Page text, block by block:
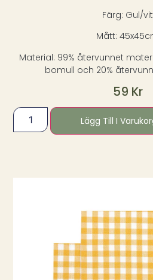
Färg: Gul/vit
Mått:
Material: 99% återvunnet
bomull och 20%
59 Kr
Lägg Till I